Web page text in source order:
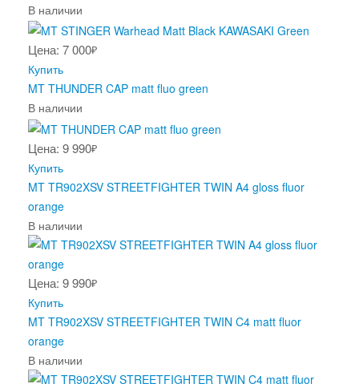
В наличии
Цена: 7 000₽
Купить
MT THUNDER CAP matt fluo green
В наличии
Цена: 9 990₽
Купить
MT TR902XSV STREETFIGHTER TWIN A4 gloss fluor
orange
В наличии
Цена: 9 990₽
Купить
MT TR902XSV STREETFIGHTER TWIN C4 matt fluor
orange
В наличии